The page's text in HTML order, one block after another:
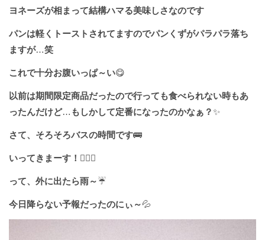
ヨネーズが相まって結構ハマる美味しさなのです
パンは軽くトーストされてますのでパンくずがパラパラ落ち
ますが…笑
これで十分お腹いっぱ～い😋
以前は期間限定商品だったので行っても食べられない時もあ
ったんだけど… もしかして定番になったのかなぁ？✨
さて、そろそろバスの時間です🚌
いってきまーす！ 🙋🏻‍♀️
って、外に出たら雨～☔️
今日降らない予報だったのにぃ～💦